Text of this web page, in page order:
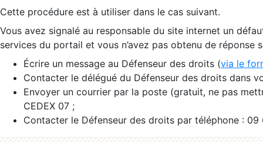
Cette procédure est à utiliser dans le cas suivant.
Vous avez signalé au responsable du site internet un
services du portail et vous n’avez pas obtenu de réponse
Écrire un message au Défenseur des droits (via le
Contacter le délégué du Défenseur des droits dans
Envoyer un courrier par la poste (gratuit, ne pas
CEDEX 07 ;
Contacter le Défenseur des droits par téléphone :